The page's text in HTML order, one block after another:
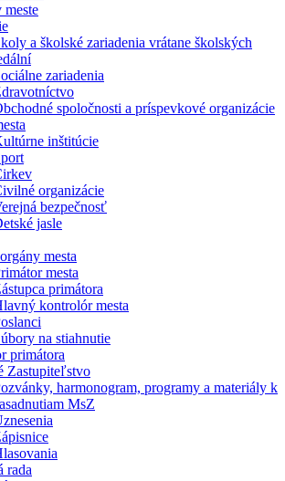
a školské zariadenia vrátane školských
zariadenia
spoločnosti a príspevkové organizácie
inštitúcie
organizácie
bezpečnosť
jasle
mesta
mesta
primátora
kontrolór mesta
na stiahnutie
primátora
Zastupiteľstvo
harmonogram, programy a materiály k
MsZ
rada